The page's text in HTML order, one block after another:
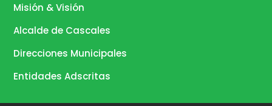
Misión & Visión
Alcalde de Cascales
Direcciones Municipales
Entidades Adscritas